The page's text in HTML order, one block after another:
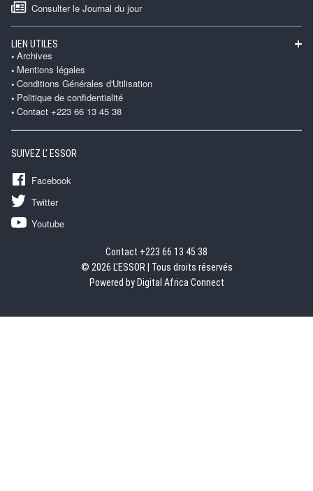
Consulter le Journal du jour
LIEN UTILES
Archives
Mentions légales
Conditions Générales d'Utilisation
Politique de confidentialité
Contact +223 66 13 45 38
SUIVEZ L' ESSOR
Facebook
Twitter
Youtube
Contact +223 66 13 45 38
© 2026 L'ESSOR | Tous droits réservés
Powered by Digital Africa Connect